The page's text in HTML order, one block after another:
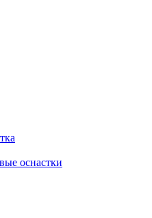
оснастки